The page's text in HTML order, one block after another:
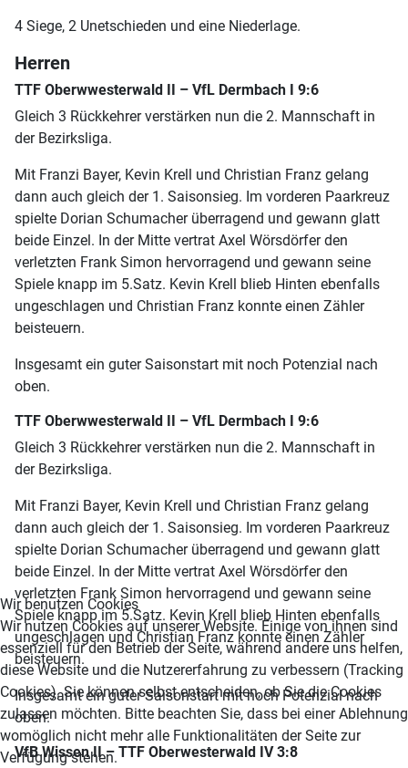
4 Siege, 2 Unetschieden und eine Niederlage.
Herren
TTF Oberwwesterwald II – VfL Dermbach I 9:6
Gleich 3 Rückkehrer verstärken nun die 2. Mannschaft in
der Bezirksliga.
Mit Franzi Bayer, Kevin Krell und Christian Franz gelang
dann auch gleich der 1. Saisonsieg. Im vorderen Paarkreuz
spielte Dorian Schumacher überragend und gewann glatt
beide Einzel. In der Mitte vertrat Axel Wörsdörfer den
verletzten Frank Simon hervorragend und gewann seine
Spiele knapp im 5.Satz. Kevin Krell blieb Hinten ebenfalls
ungeschlagen und Christian Franz konnte einen Zähler
beisteuern.
Insgesamt ein guter Saisonstart mit noch Potenzial nach
oben.
TTF Oberwwesterwald II – VfL Dermbach I 9:6
Gleich 3 Rückkehrer verstärken nun die 2. Mannschaft in
der Bezirksliga.
Mit Franzi Bayer, Kevin Krell und Christian Franz gelang
dann auch gleich der 1. Saisonsieg. Im vorderen Paarkreuz
spielte Dorian Schumacher überragend und gewann glatt
beide Einzel. In der Mitte vertrat Axel Wörsdörfer den
verletzten Frank Simon hervorragend und gewann seine
Spiele knapp im 5.Satz. Kevin Krell blieb Hinten ebenfalls
ungeschlagen und Christian Franz konnte einen Zähler
beisteuern.
Insgesamt ein guter Saisonstart mit noch Potenzial nach
oben.
VfB Wissen II – TTF Oberwesterwald IV 3:8
Wir benutzen Cookies
Wir nutzen Cookies auf unserer Website. Einige von ihnen sind
essenziell für den Betrieb der Seite, während andere uns helfen,
diese Website und die Nutzererfahrung zu verbessern (Tracking
Cookies). Sie können selbst entscheiden, ob Sie die Cookies
zulassen möchten. Bitte beachten Sie, dass bei einer Ablehnung
womöglich nicht mehr alle Funktionalitäten der Seite zur
Verfügung stehen.